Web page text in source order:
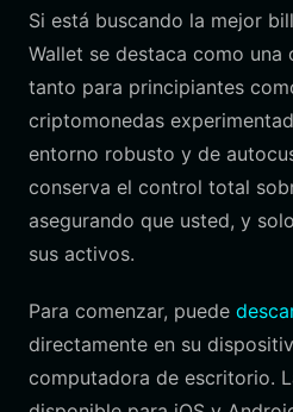
Si está buscando la mejor
Wallet se destaca como
tanto para principiantes
criptomonedas
entorno robusto y de
conserva el control total
asegurando que usted, y
sus activos.
Para comenzar, puede
directamente en su
computadora de escritorio.